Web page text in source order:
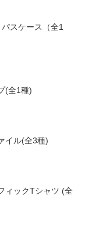
スケース（全1
(全1種)
イル(全3種)
ィックTシャツ (全